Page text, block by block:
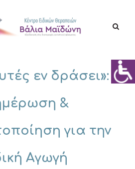
εν δράσει»:
&
για την
Αγωγή